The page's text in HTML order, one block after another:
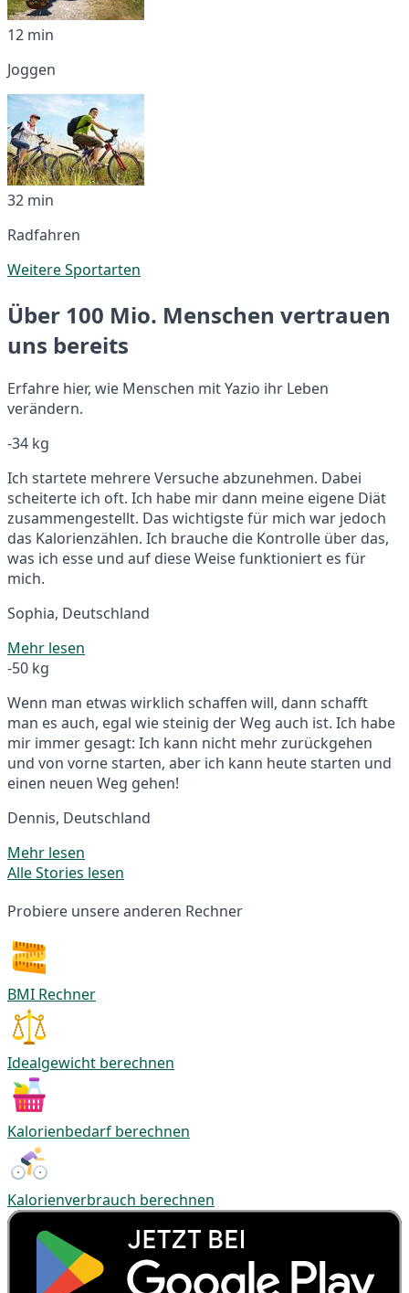
12 min
Joggen
32 min
Radfahren
Weitere Sportarten
Über 100 Mio. Menschen vertrauen
uns bereits
Erfahre hier, wie Menschen mit Yazio ihr Leben
verändern.
-34 kg
Ich startete mehrere Versuche abzunehmen. Dabei
scheiterte ich oft. Ich habe mir dann meine eigene Diät
zusammengestellt. Das wichtigste für mich war jedoch
das Kalorienzählen. Ich brauche die Kontrolle über das,
was ich esse und auf diese Weise funktioniert es für
mich.
Sophia, Deutschland
Mehr lesen
-50 kg
Wenn man etwas wirklich schaffen will, dann schafft
man es auch, egal wie steinig der Weg auch ist. Ich habe
mir immer gesagt: Ich kann nicht mehr zurückgehen
und von vorne starten, aber ich kann heute starten und
einen neuen Weg gehen!
Dennis, Deutschland
Mehr lesen
Alle Stories lesen
Probiere unsere anderen Rechner
BMI Rechner
Idealgewicht berechnen
Kalorienbedarf berechnen
Kalorienverbrauch berechnen